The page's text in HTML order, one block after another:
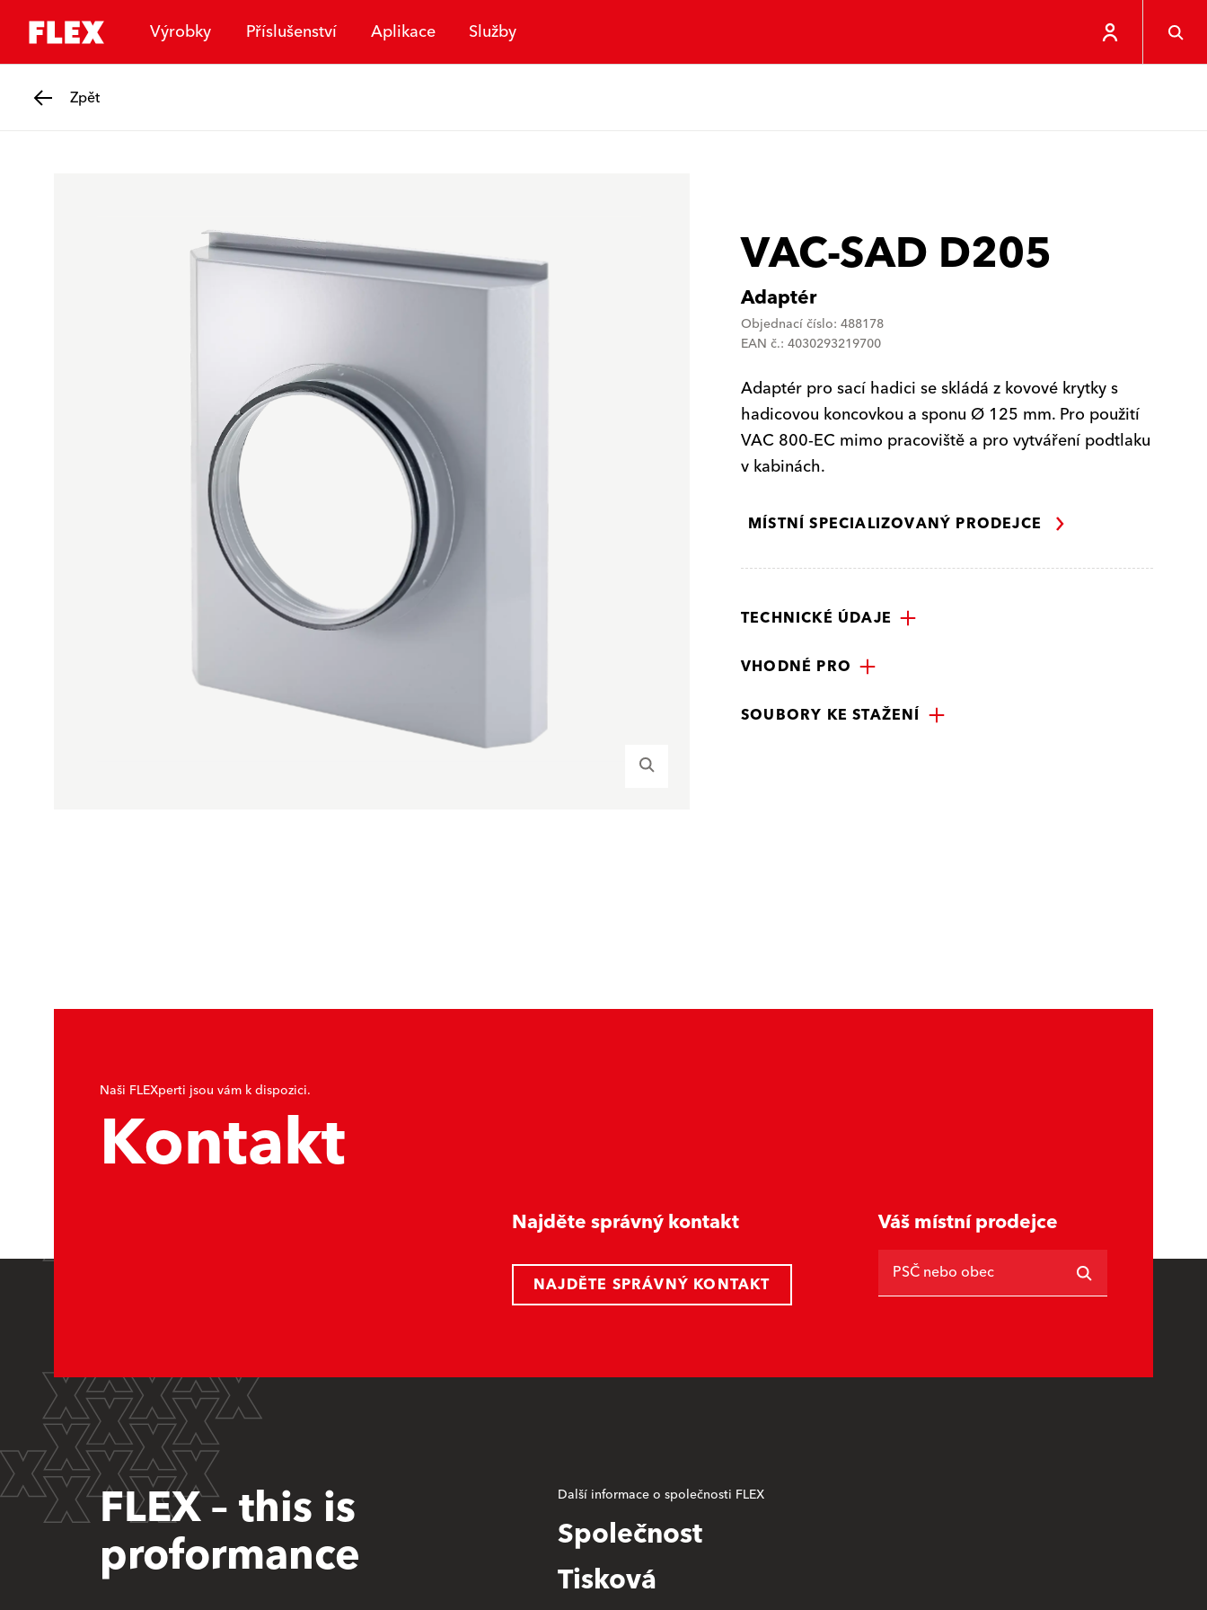
Výrobky Příslušenství Aplikace Služby
Zpět
VAC-SAD D205
Adaptér
Objednací číslo: 488178
EAN č.: 4030293219700
Adaptér pro sací hadici se skládá z kovové krytky s
hadicovou koncovkou a sponu Ø 125 mm. Pro použití
VAC 800-EC mimo pracoviště a pro vytváření podtlaku
v kabinách.
MÍSTNÍ SPECIALIZOVANÝ PRODEJCE
TECHNICKÉ ÚDAJE
VHODNÉ PRO
SOUBORY KE STAŽENÍ
Naši FLEXperti jsou vám k dispozici.
Kontakt
Najděte správný kontakt
NAJDĚTE SPRÁVNÝ KONTAKT
Váš místní prodejce
PSČ nebo obec
FLEX – this is
proformance
Další informace o společnosti FLEX
Společnost
Tisková